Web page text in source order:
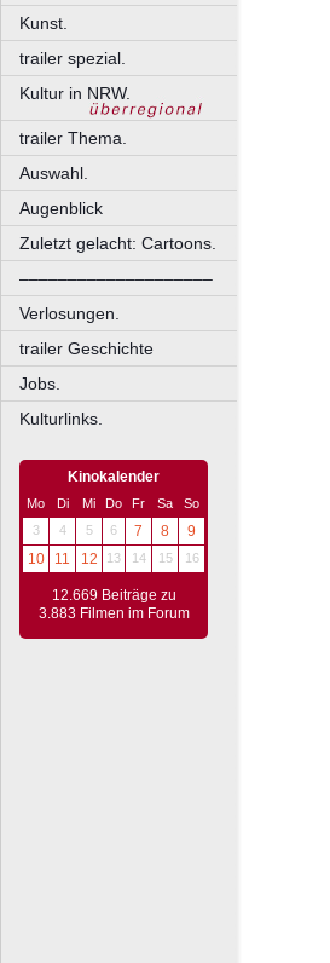
Kunst.
trailer spezial.
Kultur in NRW.
trailer Thema.
Auswahl.
Augenblick
Zuletzt gelacht: Cartoons.
––––––––––––––––––––
Verlosungen.
trailer Geschichte
Jobs.
Kulturlinks.
Kinokalender
Mo Di Mi Do Fr Sa
So
3
4 5 6 7 8
9
10
11 12 13 14 15 16
12.669 Beiträge zu
3.883 Filmen im Forum